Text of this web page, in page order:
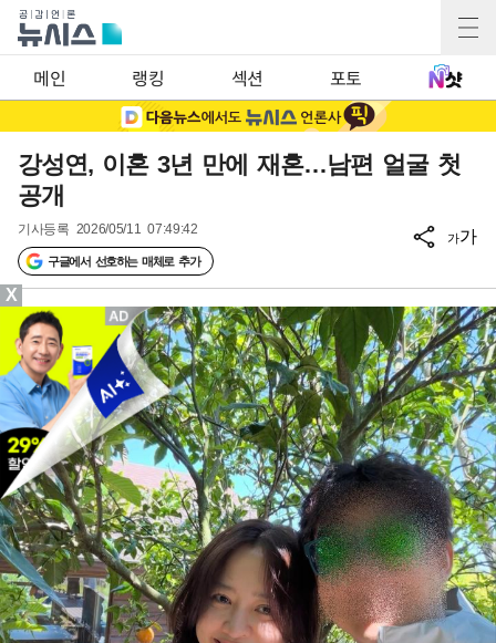
메인 랭킹 섹션 포토
강성연, 이혼 3년 만에 재혼…남편 얼굴 첫
공개
기사등록 2026/05/11 07:49:42
구글에서 선호하는 매체로 추가
가가
X